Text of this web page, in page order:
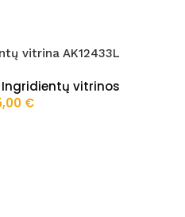
vitrina AK12433L
Ingridientų vitrinos
€